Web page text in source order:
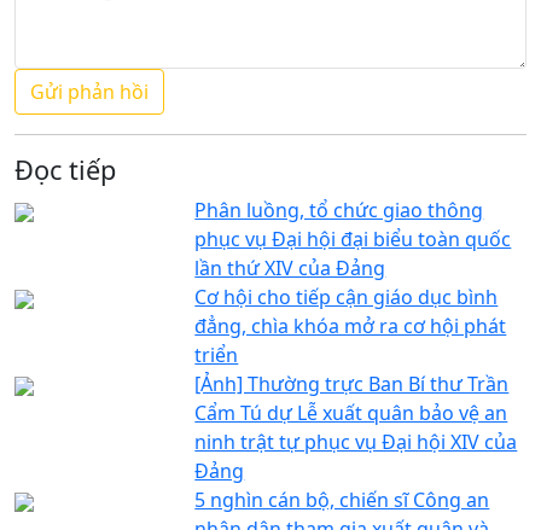
Đọc tiếp
Phân luồng, tổ chức giao thông
phục vụ Đại hội đại biểu toàn quốc
lần thứ XIV của Đảng
Cơ hội cho tiếp cận giáo dục bình
đẳng, chìa khóa mở ra cơ hội phát
triển
[Ảnh] Thường trực Ban Bí thư Trần
Cẩm Tú dự Lễ xuất quân bảo vệ an
ninh trật tự phục vụ Đại hội XIV của
Đảng
5 nghìn cán bộ, chiến sĩ Công an